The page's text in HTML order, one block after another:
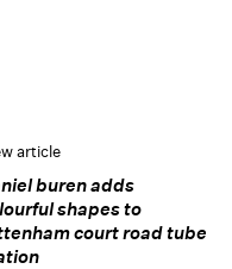
article
buren adds
shapes to
court road tube